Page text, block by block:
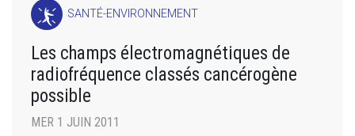
SANTÉ-ENVIRONNEMENT
Les champs électromagnétiques de
radiofréquence classés cancérogène
possible
MER 1 JUIN 2011